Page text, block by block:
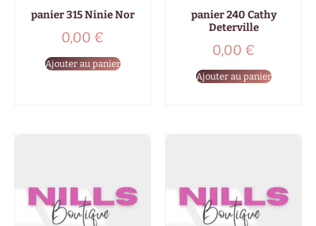
panier 315 Ninie Nor
0,00 €
Ajouter au panier
panier 240 Cathy
Deterville
0,00 €
Ajouter au panier